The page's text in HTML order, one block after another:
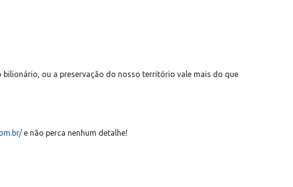
bilionário, ou a preservação do nosso território vale mais do que
e não perca nenhum detalhe!